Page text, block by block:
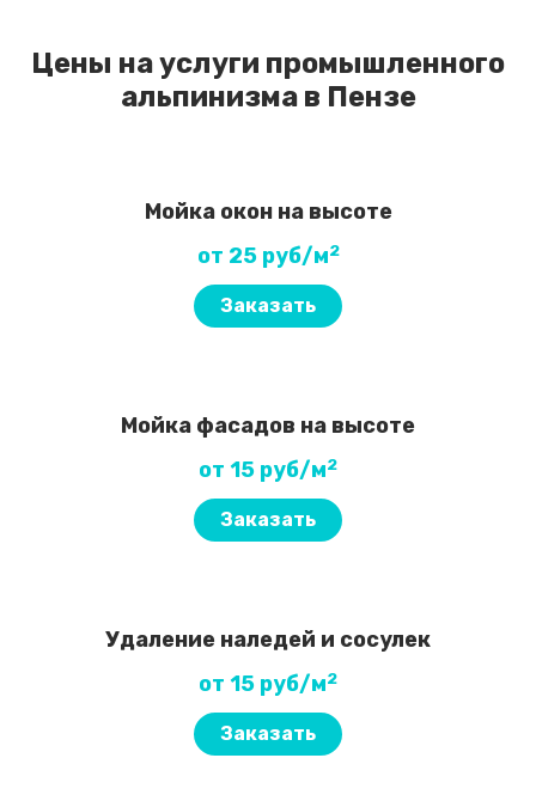
Цены на услуги промышленного
альпинизма в Пензе
Мойка окон на высоте
от 25 руб/м2
Заказать
Мойка фасадов на высоте
от 15 руб/м2
Заказать
Удаление наледей и сосулек
от 15 руб/м2
Заказать